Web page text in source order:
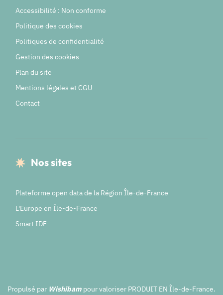
Accessibilité : Non conforme
Politique des cookies
Politiques de confidentialité
Gestion des cookies
Plan du site
Mentions légales et CGU
Contact
Nos sites
Plateforme open data de la Région Île-de-France
L'Europe en Île-de-France
Smart IDF
Propulsé par Wishibam pour valoriser PRODUIT EN Île-de-France.